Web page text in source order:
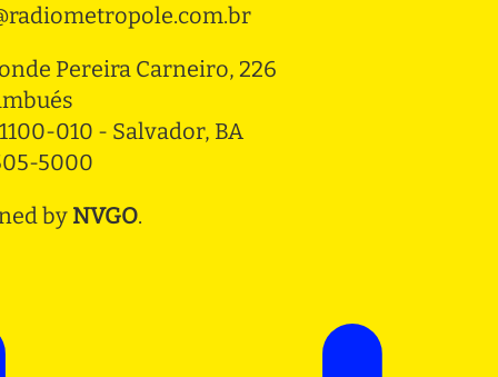
Pereira Carneiro, 226
010 - Salvador, BA
5000
by NVGO.